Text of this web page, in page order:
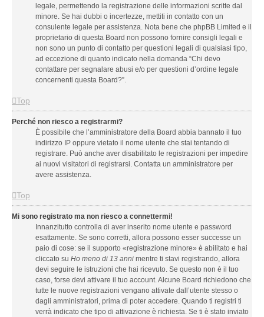
legale, permettendo la registrazione delle informazioni scritte dal
minore. Se hai dubbi o incertezze, mettiti in contatto con un
consulente legale per assistenza. Nota bene che phpBB Limited e il
proprietario di questa Board non possono fornire consigli legali e
non sono un punto di contatto per questioni legali di qualsiasi tipo,
ad eccezione di quanto indicato nella domanda “Chi devo
contattare per segnalare abusi e/o per questioni d’ordine legale
concernenti questa Board?”.
Top
Perché non riesco a registrarmi?
È possibile che l’amministratore della Board abbia bannato il tuo
indirizzo IP oppure vietato il nome utente che stai tentando di
registrare. Può anche aver disabilitato le registrazioni per impedire
ai nuovi visitatori di registrarsi. Contatta un amministratore per
avere assistenza.
Top
Mi sono registrato ma non riesco a connettermi!
Innanzitutto controlla di aver inserito nome utente e password
esattamente. Se sono corretti, allora possono esser successe un
paio di cose: se il supporto «registrazione minore» è abilitato e hai
cliccato su Ho meno di 13 anni mentre ti stavi registrando, allora
devi seguire le istruzioni che hai ricevuto. Se questo non è il tuo
caso, forse devi attivare il tuo account. Alcune Board richiedono che
tutte le nuove registrazioni vengano attivate dall’utente stesso o
dagli amministratori, prima di poter accedere. Quando ti registri ti
verrà indicato che tipo di attivazione è richiesta. Se ti è stato inviato